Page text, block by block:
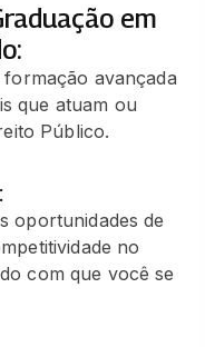
em
avançada
que atuam ou
Público.
oportunidades de
no
com que você se